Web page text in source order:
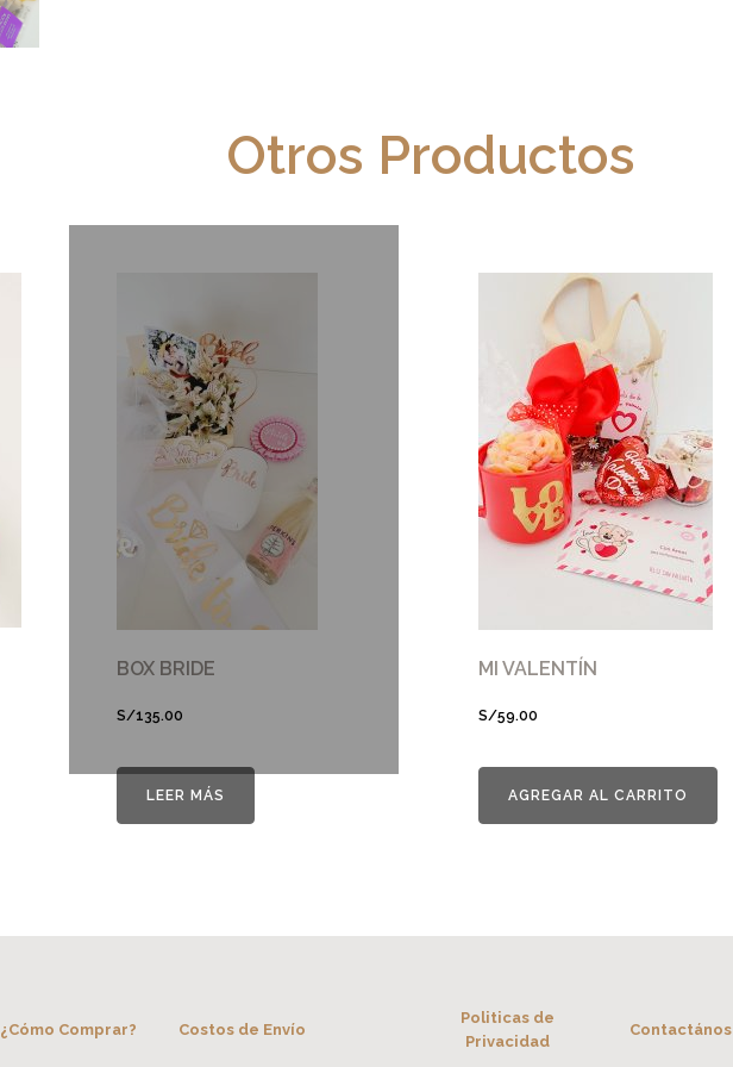
Otros Productos
BOX BRIDE
S/135.00
LEER MÁS
MI VALENTÍN
S/59.00
AGREGAR AL CARRITO
¿Cómo Comprar? Costos de Envío
Politicas de
Privacidad
Contactános